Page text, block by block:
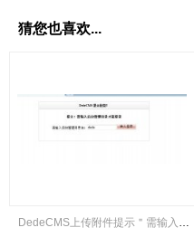
猜您也喜欢...
DedeCMS上传附件提示＂需输入后台管理目录才能登录＂的解决办法